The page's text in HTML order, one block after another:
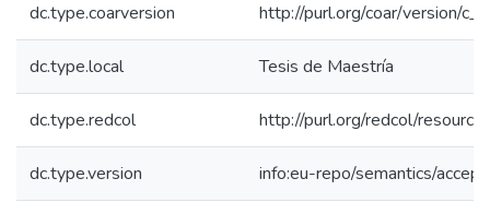
dc.type.coarversion http://purl.org/coar/version/
dc.type.local Tesis de Maestría
dc.type.redcol http://purl.org/redcol/
dc.type.version info:eu-repo/semantics/